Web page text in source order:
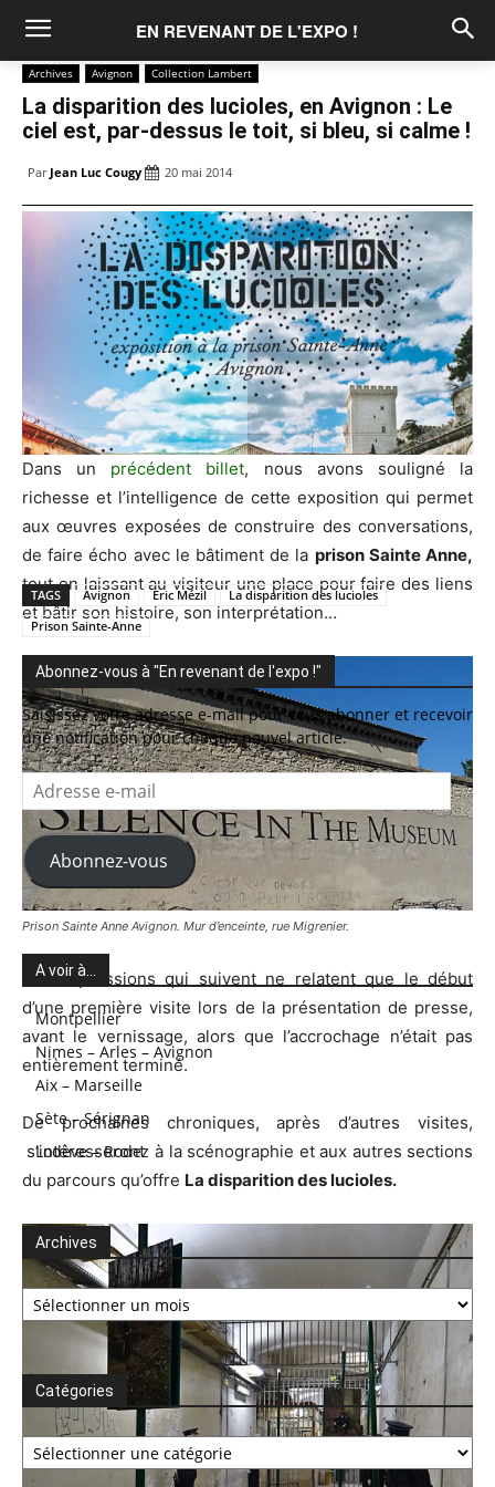
EN REVENANT DE L'EXPO !
Archives Avignon Collection Lambert
La disparition des lucioles, en Avignon : Le
ciel est, par-dessus le toit, si bleu, si calme !
Par Jean Luc Cougy 20 mai 2014
Dans un précédent billet, nous avons souligné la
richesse et l’intelligence de cette exposition qui permet
aux œuvres exposées de construire des conversations,
de faire écho avec le bâtiment de la prison Sainte Anne,
tout en laissant au visiteur une place pour faire des liens
et bâtir son histoire, son interprétation…
Prison Sainte Anne Avignon. Mur d’enceinte, rue Migrenier.
Les impressions qui suivent ne relatent que le début
d’une première visite lors de la présentation de presse,
avant le vernissage, alors que l’accrochage n’était pas
entièrement terminé.
De prochaines chroniques, après d’autres visites,
s’intéresseront à la scénographie et aux autres sections
du parcours qu’offre La disparition des lucioles.
TAGS Avignon Eric Mézil
La disparition des lucioles
Prison Sainte-Anne
Abonnez-vous à "En revenant de l'expo !"
Saisissez votre adresse e-mail pour vous abonner et recevoir
une notification pour chaque nouvel article.
Adresse
e-
mail
Abonnez-vous
A voir à…
Montpellier
Nimes – Arles – Avignon
Aix – Marseille
Sète – Sérignan
Lodève – Rodez
Archives
Archives
Catégories
Catégories